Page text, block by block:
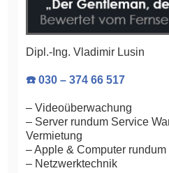
Dipl.-Ing. Vladimir Lusin
☎️ 030 – 374 66 517
– Videoüberwachung
– Server rundum Service
Vermietung
– Apple & Computer
– Netzwerktechnik